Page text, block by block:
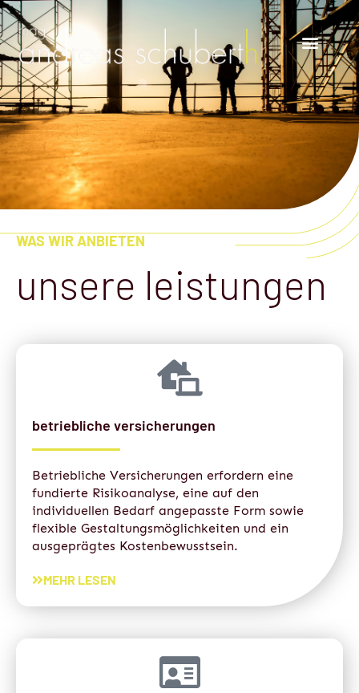
WAS WIR ANBIETEN
unsere leistungen
betriebliche versicherungen
Betriebliche Versicherungen erfordern eine
fundierte Risikoanalyse, eine auf den
individuellen Bedarf angepasste Form sowie
flexible Gestaltungsmöglichkeiten und ein
ausgeprägtes Kostenbewusstsein.
MEHR LESEN